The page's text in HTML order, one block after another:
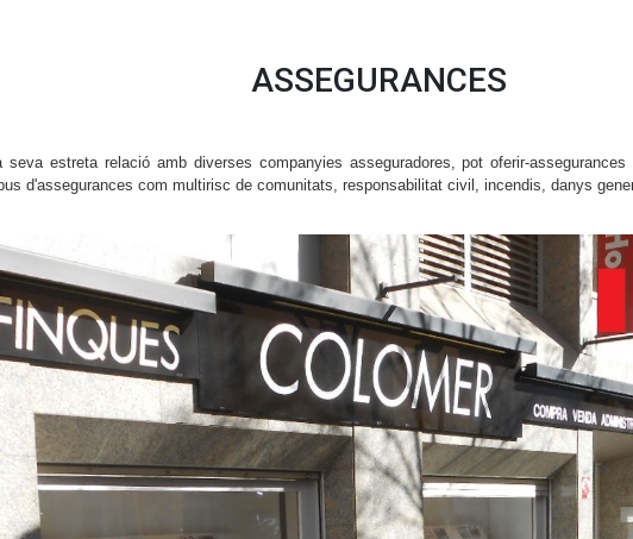
ASSEGURANCES
seva estreta relació amb diverses companyies asseguradores, pot oferir-
d'assegurances com multirisc de comunitats, responsabilitat civil, incendis, danys